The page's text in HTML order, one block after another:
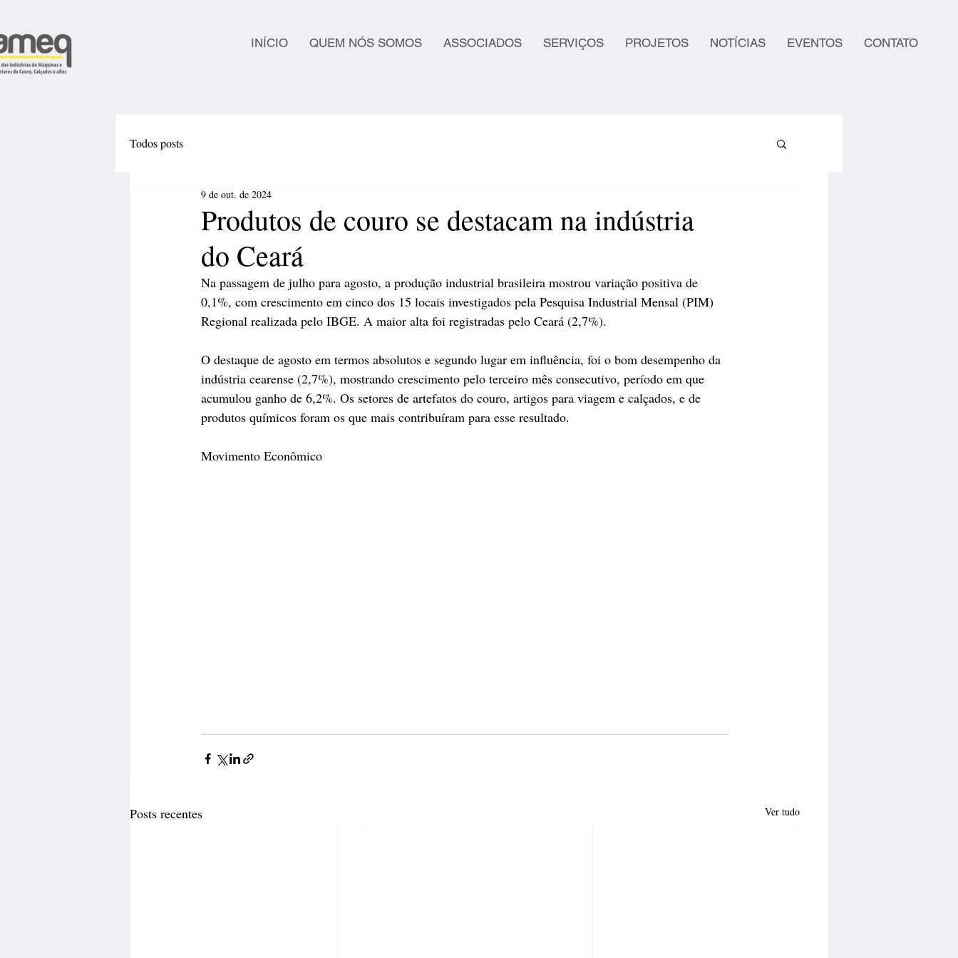
INÍCIO QUEM NÓS SOMOS ASSOCIADOS SERVIÇOS PROJETOS NOTÍCIAS EVENTOS CONTATO
Todos posts
Produtos de couro se destacam na indústria
do Ceará
9 de out. de 2024
Na passagem de julho para agosto, a produção industrial brasileira mostrou variação positiva de
0,1%, com crescimento em cinco dos 15 locais investigados pela Pesquisa Industrial Mensal (PIM)
Regional realizada pelo IBGE. A maior alta foi registradas pelo Ceará (2,7%).
O destaque de agosto em termos absolutos e segundo lugar em influência, foi o bom desempenho da
indústria cearense (2,7%), mostrando crescimento pelo terceiro mês consecutivo, período em que
acumulou ganho de 6,2%. Os setores de artefatos do couro, artigos para viagem e calçados, e de
produtos químicos foram os que mais contribuíram para esse resultado.
Movimento Econômico
Posts recentes Ver tudo